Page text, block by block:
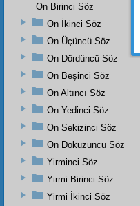
On Birinci Söz
On İkinci Söz
On Üçüncü Söz
On Dördüncü Söz
On Beşinci Söz
On Altıncı Söz
On Yedinci Söz
On Sekizinci Söz
On Dokuzuncu Söz
Yirminci Söz
Yirmi Birinci Söz
Yirmi İkinci Söz